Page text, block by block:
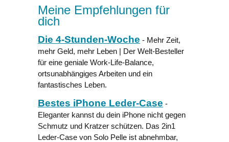
Meine Empfehlungen für
dich
Die 4-Stunden-Woche - Mehr Zeit,
mehr Geld, mehr Leben | Der Welt-Besteller
für eine geniale Work-Life-Balance,
ortsunabhängiges Arbeiten und ein
fantastisches Leben.
Bestes iPhone Leder-Case -
Eleganter kannst du dein iPhone nicht gegen
Schmutz und Kratzer schützen. Das 2in1
Leder-Case von Solo Pelle ist abnehmbar,